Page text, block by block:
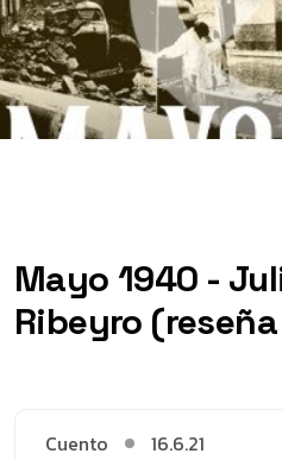
Mayo 1940 -
Ribeyro
Cuento 16.6.21